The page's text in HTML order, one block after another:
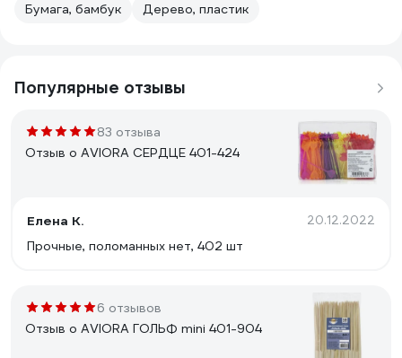
Бумага, бамбук
Дерево, пластик
Популярные отзывы
83 отзыва
Отзыв о AVIORA СЕРДЦЕ 401-424
Елена К. 20.12.2022
Прочные, поломанных нет, 402 шт
6 отзывов
Отзыв о AVIORA ГОЛЬФ mini 401-904